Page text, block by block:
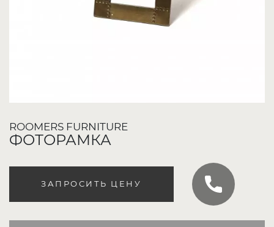
ROOMERS FURNITURE
ФОТОРАМКА
ЗАПРОСИТЬ ЦЕНУ